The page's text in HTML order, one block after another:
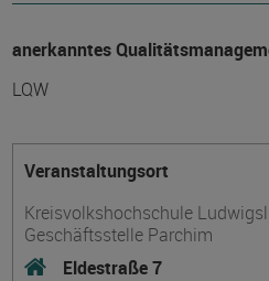
anerkanntes
LQW
Veranstaltungsort
Kreisvolkshochschule
Geschäftsstelle Parchim
Eldestraße 7